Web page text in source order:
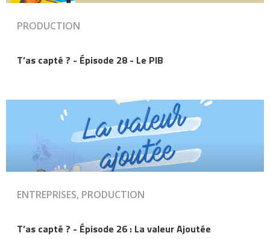
PRODUCTION
T’as capté ? - Épisode 28 - Le PIB
ENTREPRISES, PRODUCTION
T’as capté ? - Épisode 26 : La valeur Ajoutée